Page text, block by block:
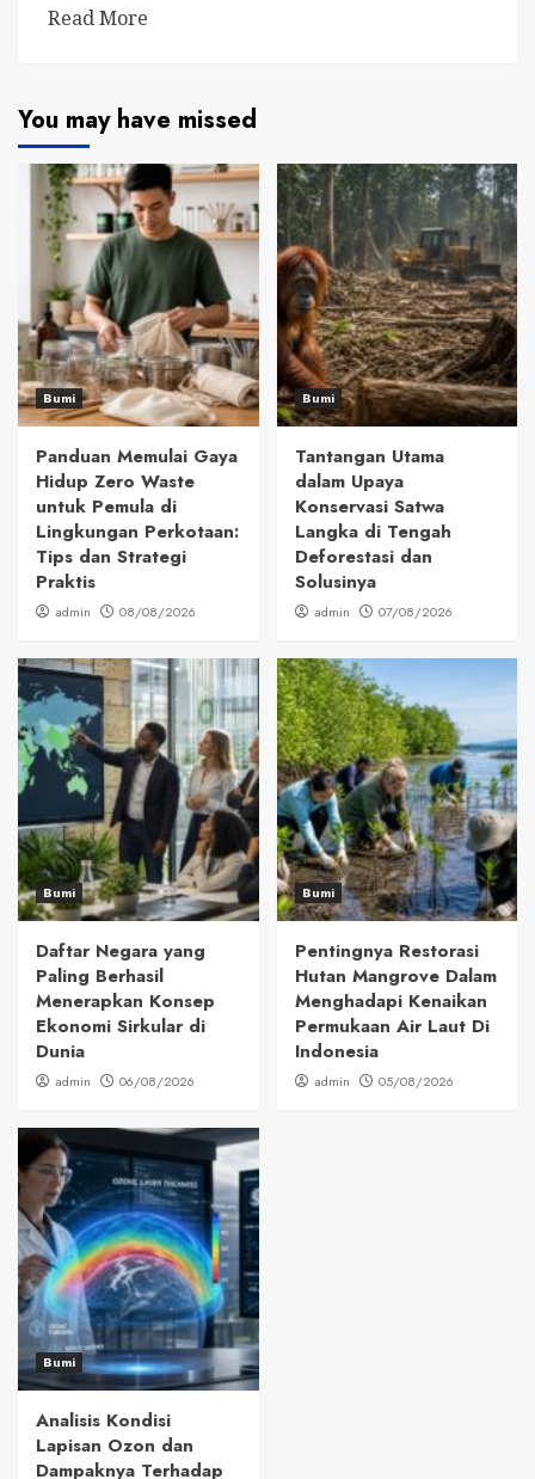
Read More
You may have missed
Bumi
Panduan Memulai Gaya
Hidup Zero Waste
untuk Pemula di
Lingkungan Perkotaan:
Tips dan Strategi
Praktis
admin 08/08/2026
Bumi
Tantangan Utama
dalam Upaya
Konservasi Satwa
Langka di Tengah
Deforestasi dan
Solusinya
admin 07/08/2026
Bumi
Daftar Negara yang
Paling Berhasil
Menerapkan Konsep
Ekonomi Sirkular di
Dunia
admin 06/08/2026
Bumi
Pentingnya Restorasi
Hutan Mangrove Dalam
Menghadapi Kenaikan
Permukaan Air Laut Di
Indonesia
admin 05/08/2026
Bumi
Analisis Kondisi
Lapisan Ozon dan
Dampaknya Terhadap